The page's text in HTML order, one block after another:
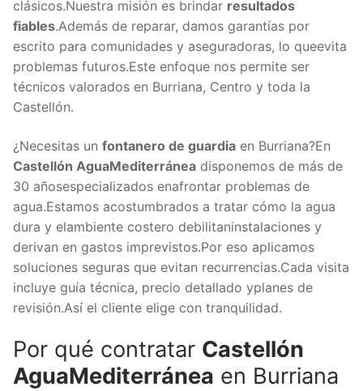
clásicos.Nuestra misión es brindar resultados
fiables.Además de reparar, damos garantías por
escrito para comunidades y aseguradoras, lo queevita
problemas futuros.Este enfoque nos permite ser
técnicos valorados en Burriana, Centro y toda la
Castellón.
¿Necesitas un fontanero de guardia en Burriana?En
Castellón AguaMediterránea disponemos de más de
30 añosespecializados enafrontar problemas de
agua.Estamos acostumbrados a tratar cómo la agua
dura y elambiente costero debilitaninstalaciones y
derivan en gastos imprevistos.Por eso aplicamos
soluciones seguras que evitan recurrencias.Cada visita
incluye guía técnica, precio detallado yplanes de
revisión.Así el cliente elige con tranquilidad.
Por qué contratar Castellón
AguaMediterránea en Burriana